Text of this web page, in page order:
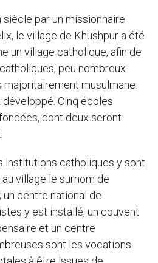
siècle par un missionnaire
le village de Khushpur a été
un village catholique, afin de
peu nombreux
musulmane.
développé. Cinq écoles
dont deux seront
institutions catholiques y sont
village le surnom de
un centre national de
y est installé, un couvent
et un centre
sont les vocations